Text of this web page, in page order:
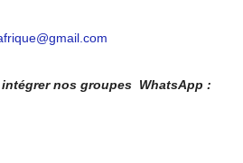
nos groupes WhatsApp :